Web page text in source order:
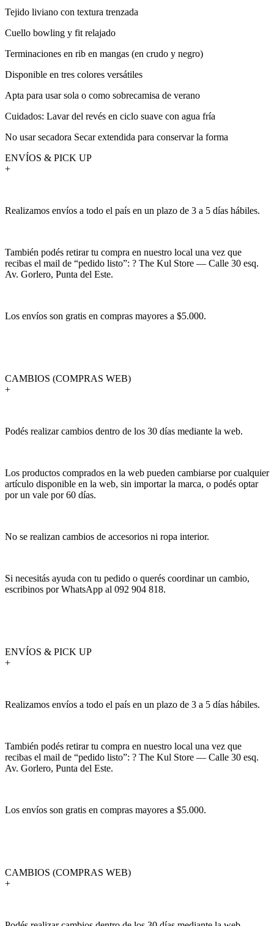
Tejido liviano con textura trenzada
Cuello bowling y fit relajado
Terminaciones en rib en mangas (en crudo y negro)
Disponible en tres colores versátiles
Apta para usar sola o como sobrecamisa de verano
Cuidados: Lavar del revés en ciclo suave con agua fría
No usar secadora Secar extendida para conservar la forma
ENVÍOS & PICK UP
+
Realizamos envíos a todo el país en un plazo de 3 a 5 días hábiles.
También podés retirar tu compra en nuestro local una vez que
recibas el mail de “pedido listo”: ? The Kul Store — Calle 30 esq.
Av. Gorlero, Punta del Este.
Los envíos son gratis en compras mayores a $5.000.
CAMBIOS (COMPRAS WEB)
+
Podés realizar cambios dentro de los 30 días mediante la web.
Los productos comprados en la web pueden cambiarse por cualquier
artículo disponible en la web, sin importar la marca, o podés optar
por un vale por 60 días.
No se realizan cambios de accesorios ni ropa interior.
Si necesitás ayuda con tu pedido o querés coordinar un cambio,
escribinos por WhatsApp al 092 904 818.
ENVÍOS & PICK UP
+
Realizamos envíos a todo el país en un plazo de 3 a 5 días hábiles.
También podés retirar tu compra en nuestro local una vez que
recibas el mail de “pedido listo”: ? The Kul Store — Calle 30 esq.
Av. Gorlero, Punta del Este.
Los envíos son gratis en compras mayores a $5.000.
CAMBIOS (COMPRAS WEB)
+